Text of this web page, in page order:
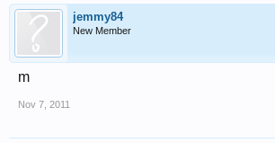
jemmy84
New Member
m
Nov 7, 2011